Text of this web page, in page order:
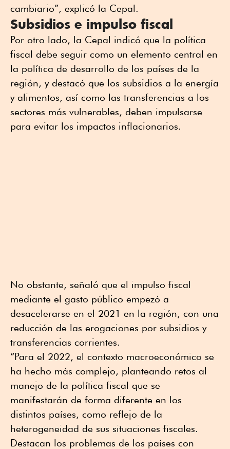
cambiario”, explicó la Cepal.
Subsidios e impulso fiscal
Por otro lado, la Cepal indicó que la política
fiscal debe seguir como un elemento central en
la política de desarrollo de los países de la
región, y destacó que los subsidios a la energía
y alimentos, así como las transferencias a los
sectores más vulnerables, deben impulsarse
para evitar los impactos inflacionarios.
No obstante, señaló que el impulso fiscal
mediante el gasto público empezó a
desacelerarse en el 2021 en la región, con una
reducción de las erogaciones por subsidios y
transferencias corrientes.
“Para el 2022, el contexto macroeconómico se
ha hecho más complejo, planteando retos al
manejo de la política fiscal que se
manifestarán de forma diferente en los
distintos países, como reflejo de la
heterogeneidad de sus situaciones fiscales.
Destacan los problemas de los países con